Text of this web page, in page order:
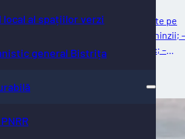
local al spațiilor verzi
general Bistrița
Reparații curente: – reparații curente pe
amenajare parcare la sol pe strada Ghinzii; –
stâlpi din fontă, beton și plastic; –